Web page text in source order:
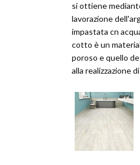
si ottiene
lavorazione
impastata cn
cotto è un
poroso e quello
alla realizzazione di
sottopost...